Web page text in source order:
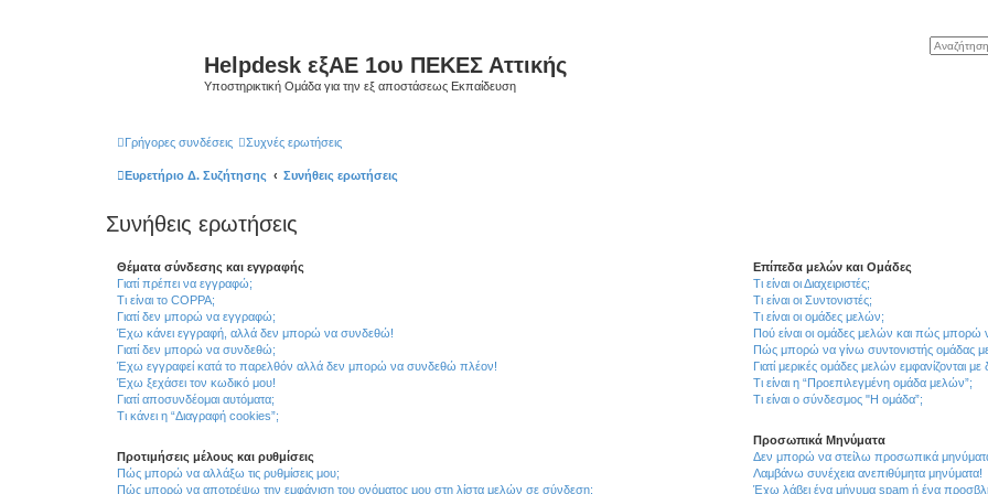
Helpdesk εξΑΕ 1ου ΠΕΚΕΣ Αττικής
Υποστηρικτική Ομάδα για την εξ αποστάσεως Εκπαίδευση
Γρήγορες συνδέσεις Συχνές ερωτήσεις
Ευρετήριο Δ. Συζήτησης Συνήθεις ερωτήσεις
Συνήθεις ερωτήσεις
Θέματα σύνδεσης και εγγραφής
Γιατί πρέπει να εγγραφώ;
Τι είναι το COPPA;
Γιατί δεν μπορώ να εγγραφώ;
Έχω κάνει εγγραφή, αλλά δεν μπορώ να συνδεθώ!
Γιατί δεν μπορώ να συνδεθώ;
Έχω εγγραφεί κατά το παρελθόν αλλά δεν μπορώ να συνδεθώ πλέον!
Έχω ξεχάσει τον κωδικό μου!
Γιατί αποσυνδέομαι αυτόματα;
Τι κάνει η “Διαγραφή cookies”;
Προτιμήσεις μέλους και ρυθμίσεις
Πώς μπορώ να αλλάξω τις ρυθμίσεις μου;
Πώς μπορώ να αποτρέψω την εμφάνιση του ονόματος μου στη λίστα μελών σε σύνδεση;
Επίπεδα μελών και Ομάδες
Τι είναι οι Διαχειριστές;
Τι είναι οι Συντονιστές;
Τι είναι οι ομάδες μελών;
Πού είναι οι ομάδες μελών και πώς μπορώ
Πώς μπορώ να γίνω συντονιστής ομάδας
Γιατί μερικές ομάδες μελών εμφανίζονται
Τι είναι η “Προεπιλεγμένη ομάδα μελών”;
Τι είναι ο σύνδεσμος "Η ομάδα”;
Προσωπικά Μηνύματα
Δεν μπορώ να στείλω προσωπικά
Λαμβάνω συνέχεια ανεπιθύμητα μηνύματα!
Έχω λάβει ένα μήνυμα spam ή ένα